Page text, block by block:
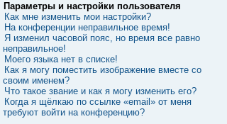
Параметры и настройки пользователя
Как мне изменить мои настройки?
На конференции неправильное время!
Я изменил часовой пояс, но время все равно
неправильное!
Моего языка нет в списке!
Как я могу поместить изображение вместе со
своим именем?
Что такое звание и как я могу изменить его?
Когда я щёлкаю по ссылке «email» от меня
требуют войти на конференцию?